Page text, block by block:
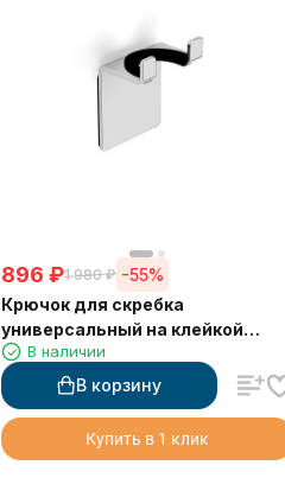
896 ₽1 980 ₽ -55%
Крючок для скребка
универсальный на клейкой
основе LANGBERGER 75183-10-
00
В наличии
В корзину
Купить в 1 клик